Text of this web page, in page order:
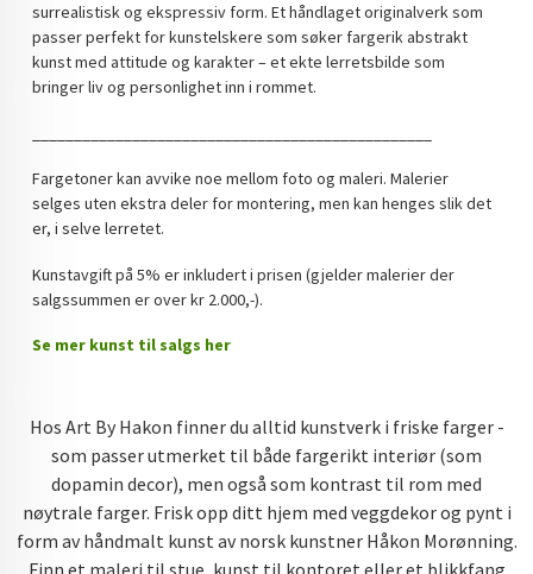
surrealistisk og ekspressiv form. Et håndlaget originalverk som
passer perfekt for kunstelskere som søker fargerik abstrakt
kunst med attitude og karakter – et ekte lerretsbilde som
bringer liv og personlighet inn i rommet.
Fargetoner kan avvike noe mellom foto og maleri. Malerier
selges uten ekstra deler for montering, men kan henges slik det
er, i selve lerretet.
Kunstavgift på 5% er inkludert i prisen (gjelder malerier der
salgssummen er over kr 2.000,-).
Se mer kunst til salgs her
Hos Art By Hakon finner du alltid kunstverk i friske farger -
som passer utmerket til både fargerikt interiør (som
dopamin decor), men også som kontrast til rom med
nøytrale farger. Frisk opp ditt hjem med veggdekor og pynt i
form av håndmalt kunst av norsk kunstner Håkon Morønning.
Finn et maleri til stue, kunst til kontoret eller et blikkfang